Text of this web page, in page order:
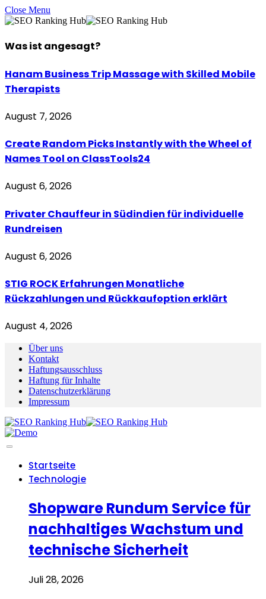
Close Menu
Was ist angesagt?
Hanam Business Trip Massage with Skilled Mobile
Therapists
August 7, 2026
Create Random Picks Instantly with the Wheel of
Names Tool on ClassTools24
August 6, 2026
Privater Chauffeur in Südindien für individuelle
Rundreisen
August 6, 2026
STIG ROCK Erfahrungen Monatliche
Rückzahlungen und Rückkaufoption erklärt
August 4, 2026
Über uns
Kontakt
Haftungsausschluss
Haftung für Inhalte
Datenschutzerklärung
Impressum
Startseite
Technologie
Shopware Rundum Service für
nachhaltiges Wachstum und
technische Sicherheit
Juli 28, 2026